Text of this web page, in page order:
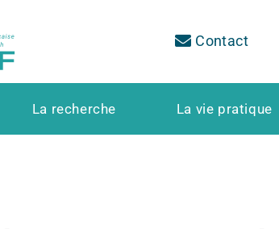
Contact
La recherche La vie pratique